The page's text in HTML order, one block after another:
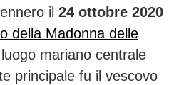
il 24 ottobre 2020
della Madonna delle
mariano centrale
principale fu il vescovo